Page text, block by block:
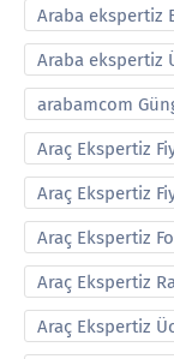
Araba ekspertiz
Araba ekspertiz
arabamcom
Araç Ekspertiz
Araç Ekspertiz
Araç Ekspertiz
Araç Ekspertiz
Araç Ekspertiz